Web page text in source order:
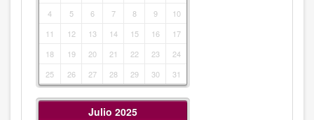
4
5 6 7 8 9
10
11
12 13 14 15 16
17
18
19 20 21 22 23
24
25
26 27 28 29 30 31
Julio 2025